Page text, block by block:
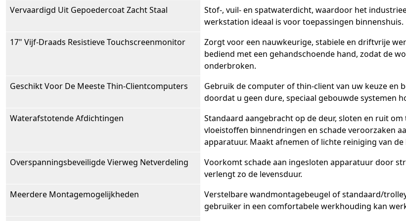
Vervaardigd Uit Gepoedercoat Zacht Staal
Stof-, vuil- en spatwaterdicht, waardoor het
werkstation ideaal is voor toepassingen binnenshuis.
17" Vijf-Draads Resistieve Touchscreenmonitor
Zorgt voor een nauwkeurige, stabiele en driftvrije
bediend met een gehandschoende hand, zodat de
onderbroken.
Geschikt Voor De Meeste Thin-Clientcomputers
Gebruik de computer of thin-client van uw keuze en
doordat u geen dure, speciaal gebouwde systemen
Waterafstotende Afdichtingen
Standaard aangebracht op de deur, sloten en ruit
vloeistoffen binnendringen en schade veroorzaken
apparatuur. Maakt afnemen of lichte reiniging van
Overspanningsbeveiligde Vierweg Netverdeling
Voorkomt schade aan ingesloten apparatuur door
verlengt zo de levensduur.
Meerdere Montagemogelijkheden
Verstelbare wandmontagebeugel of standaard/
gebruiker in een comfortabele werkhouding kan